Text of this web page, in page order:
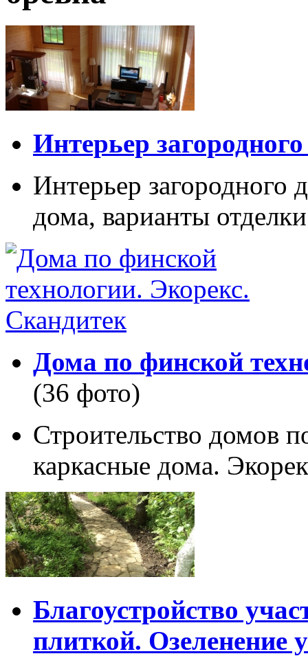
Интерьер
Интерьер загородного
дома, варианты
Дома по финской
(36 фото)
Строительство домов
каркасные дома.
Благоустройство
плиткой. Озеленение